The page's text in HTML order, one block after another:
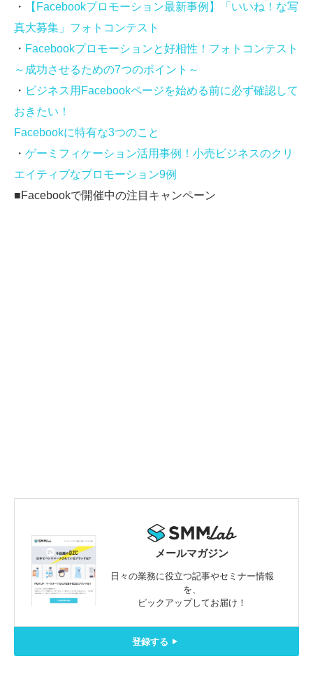
・
【Facebookプロモーション最新事例】「いいね！な写
真大募集」フォトコンテスト
・ Facebookプロモーションと好相性！フォトコンテスト
～成功させるための7つのポイント～
・ ビジネス用Facebookページを始める前に必ず確認して
おきたい！
Facebookに特有な3つのこと
・ ゲーミフィケーション活用事例！小売ビジネスのクリ
エイティブなプロモーション9例
■Facebookで開催中の注目キャンペーン
メールマガジン
日々の業務に役立つ記事やセミナー情報
を、
ピックアップしてお届け！
登録する